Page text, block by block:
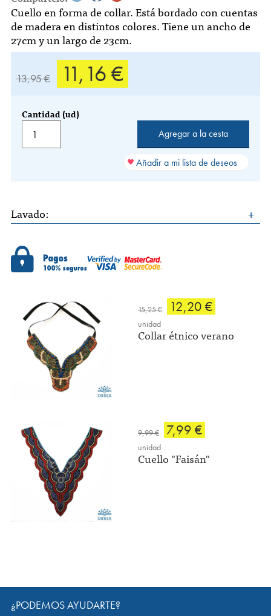
Cuello en forma de collar. Está bordado con cuentas
de madera en distintos colores. Tiene un ancho de
27cm y un largo de 23cm.
13,95 € 11,16 €
Cantidad (ud)
Añadir a mi lista de deseos
Lavado:
15,25 € 12,20 €
unidad
Collar étnico verano
9,99 € 7,99 €
unidad
Cuello "Faisán"
¿PODEMOS AYUDARTE?